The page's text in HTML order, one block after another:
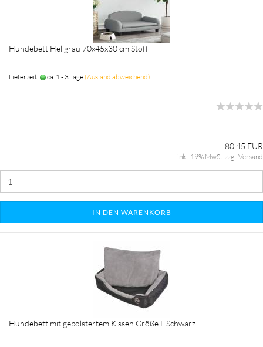
Hundebett Hellgrau 70x45x30 cm Stoff
Lieferzeit: ca. 1 - 3 Tage (Ausland abweichend)
80,45 EUR
inkl. 19% MwSt. zzgl.Versand
IN DEN WARENKORB
Hundebett mit gepolstertem Kissen Größe L Schwarz